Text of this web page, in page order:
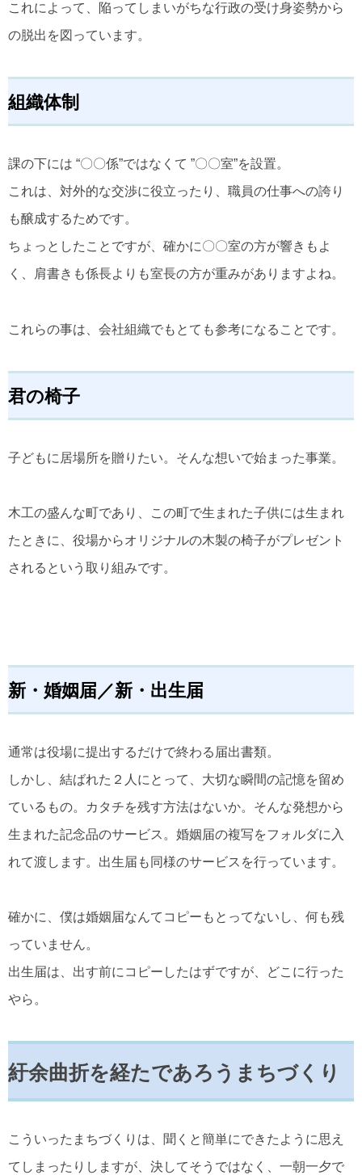
これによって、陥ってしまいがちな行政の受け身姿勢から
の脱出を図っています。
組織体制
課の下には “〇〇係”ではなくて ”〇〇室”を設置。
これは、対外的な交渉に役立ったり、職員の仕事への誇り
も醸成するためです。
ちょっとしたことですが、確かに〇〇室の方が響きもよ
く、肩書きも係長よりも室長の方が重みがありますよね。
これらの事は、会社組織でもとても参考になることです。
君の椅子
子どもに居場所を贈りたい。そんな想いで始まった事業。
木工の盛んな町であり、この町で生まれた子供には生まれ
たときに、役場からオリジナルの木製の椅子がプレゼント
されるという取り組みです。
新・婚姻届／新・出生届
通常は役場に提出するだけで終わる届出書類。
しかし、結ばれた２人にとって、大切な瞬間の記憶を留め
ているもの。カタチを残す方法はないか。そんな発想から
生まれた記念品のサービス。婚姻届の複写をフォルダに入
れて渡します。出生届も同様のサービスを行っています。
確かに、僕は婚姻届なんてコピーもとってないし、何も残
っていません。
出生届は、出す前にコピーしたはずですが、どこに行った
やら。
紆余曲折を経たであろうまちづくり
こういったまちづくりは、聞くと簡単にできたように思え
てしまったりしますが、決してそうではなく、一朝一夕で